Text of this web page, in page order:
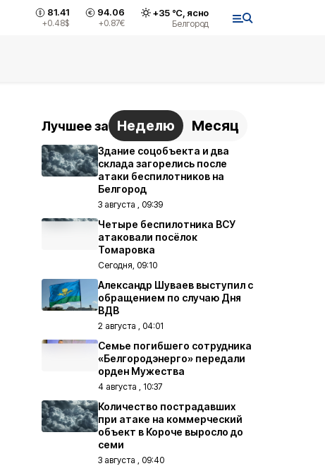
81.41
+0.48$
94.06
+0.87€
+35°С, ясно
Белгород
Лучшее за Неделю Месяц
Здание соцобъекта и два
склада загорелись после
атаки беспилотников на
Белгород
3 августа , 09:39
Четыре беспилотника ВСУ
атаковали посёлок
Томаровка
Сегодня, 09:10
Александр Шуваев выступил с
обращением по случаю Дня
ВДВ
2 августа , 04:01
Семье погибшего сотрудника
«Белгородэнерго» передали
орден Мужества
4 августа , 10:37
Количество пострадавших
при атаке на коммерческий
объект в Короче выросло до
семи
3 августа , 09:40